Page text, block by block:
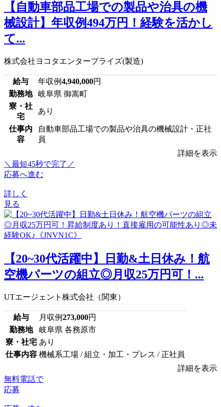
【自動車部品工場での製品や治具の機
械設計】年収例494万円！経験を活かし
て...
株式会社ヨコタエンタープライズ(製造)
給与 年収例4,940,000円
勤務地
岐阜県 御嵩町
寮・社
宅
あり
仕事内
容
自動車部品工場での製品や治具の機械設計・正社
員
詳細を表示
＼最短45秒で完了／
応募へ進む
詳しく
見る
【20~30代活躍中】日勤&土日休み！航
空機パーツの組立◎月収25万円可！...
UTエージェント株式会社（関東）
給与 月収例273,000円
勤務地
岐阜県 各務原市
寮・社宅 あり
仕事内容 機械系工場 / 組立・加工・プレス / 正社員
詳細を表示
無料電話で
応募